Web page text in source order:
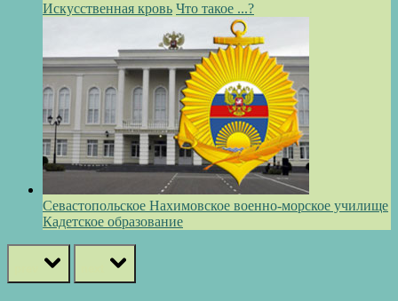
Искусственная кровь Что такое ...?
Севастопольское Нахимовское военно-морское училище
Кадетское образование